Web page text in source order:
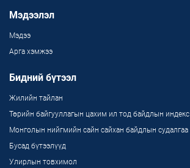
Мэдээлэл
Мэдээ
Арга хэмжээ
Бидний бүтээл
Жилийн тайлан
Төрийн байгууллагын цахим ил тод байдлын индекс
Монголын нийгмийн сайн сайхан байдлын судалгаа
Бусад бүтээлүүд
Улирлын товхимол